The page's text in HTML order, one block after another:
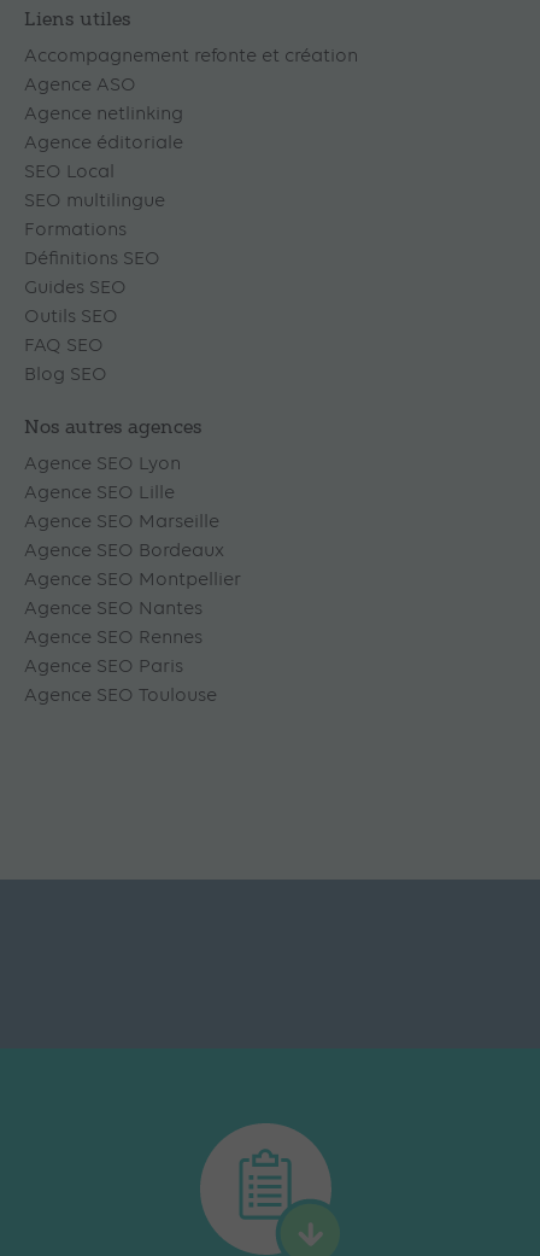
Liens utiles
Accompagnement refonte et création
Agence ASO
Agence netlinking
Agence éditoriale
SEO Local
SEO multilingue
Formations
Définitions SEO
Guides SEO
Outils SEO
FAQ SEO
Blog SEO
Nos autres agences
Agence SEO Lyon
Agence SEO Lille
Agence SEO Marseille
Agence SEO Bordeaux
Agence SEO Montpellier
Agence SEO Nantes
Agence SEO Rennes
Agence SEO Paris
Agence SEO Toulouse